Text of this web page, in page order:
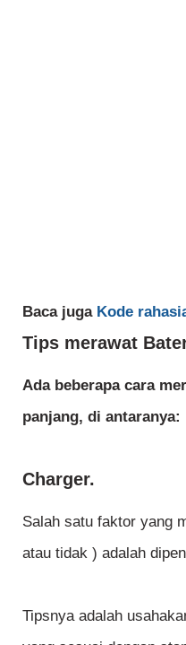
Baca juga Kode
Tips merawat
Ada beberapa cara
panjang, di antaranya:
Charger.
Salah satu faktor yang
atau tidak ) adalah
Tipsnya adalah